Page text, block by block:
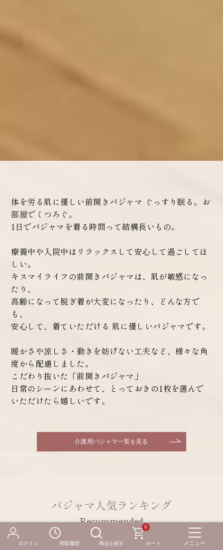
ログイン 閲覧履歴 商品を探す
0
カート
体を労る肌に優しい前開きパジャマ ぐっすり眠る。お
部屋でくつろぐ。
1日でパジャマを着る時間って結構長いもの。
療養中や入院中はリラックスして安心して過ごしてほ
しい。
キスマイライフの前開きパジャマは、肌が敏感になっ
たり、
高齢になって脱ぎ着が大変になったり、どんな方で
も、
安心して、着ていただける 肌に優しいパジャマです。
暖かさや涼しさ・動きを妨げない工夫など、様々な角
度から配慮しました。
こだわり抜いた「前開きパジャマ」
日常のシーンにあわせて、とっておきの1枚を選んで
いただけたら嬉しいです。
介護用パジャマ一覧を見る
パジャマ人気ランキング
- Recommended -